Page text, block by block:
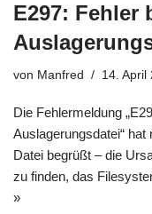
E297: Fehler
von Manfred 14. April
Die Fehlermeldung
Auslagerungsdatei“
Datei begrüßt – die
zu finden, das
»